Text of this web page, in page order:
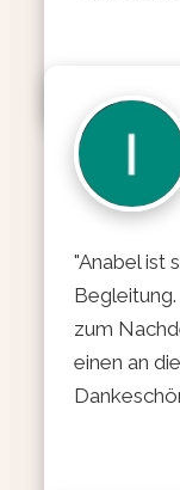
"Anabel ist
zum
einen an